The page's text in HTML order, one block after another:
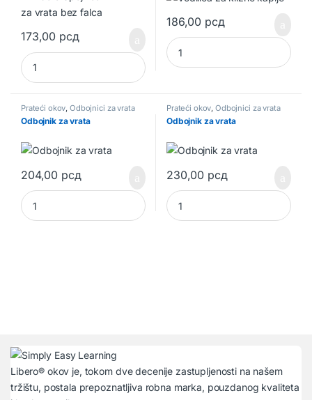
173,00 рсд
Libero Spojnica LEPTIR za vrata bez falca quantity
186,00 рсд
Vodilica za klizne kapije
Prateći okov,Odbojnici za vrata
Odbojnik za vrata
204,00 рсд
Odbojnik za vrata quantity
Prateći okov,Odbojnici za vrata
Odbojnik za vrata
230,00 рсд
Odbojnik za vrata quantity
Libero® okov je, tokom dve decenije zastupljenosti na našem
tržištu, postala prepoznatljiva robna marka, pouzdanog kvaliteta